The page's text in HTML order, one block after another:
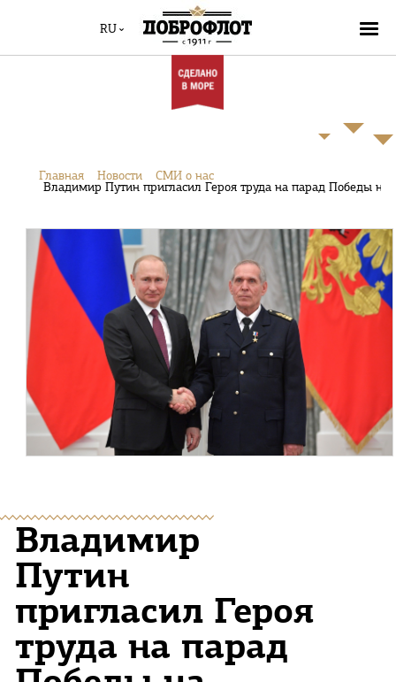
RU
Главная Новости
СМИ о нас
Владимир Путин пригласил Героя труда на парад Победы на
Владимир
Путин
пригласил Героя
труда на парад